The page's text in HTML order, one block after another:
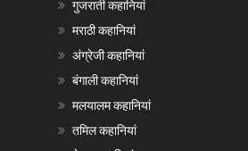
गुजराती कहानियां
मराठी कहानियां
अंग्रेजी कहानियां
बंगाली कहानियां
मलयालम कहानियां
तमिल कहानियां